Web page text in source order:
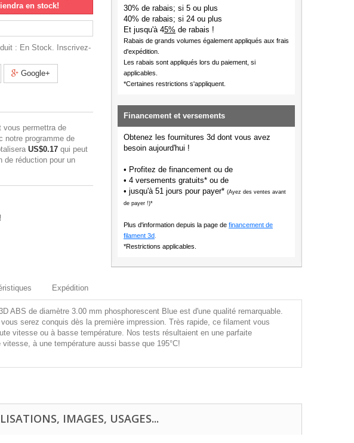
en stock!
: En Stock. Inscrivez-
Google+
vous permettra de
notre programme de
US$0.17 qui peut
de réduction pour un
30% de rabais; si 5 ou plus
40% de rabais; si 24 ou plus
Et jusqu'à 45% de rabais !
Rabais de grands volumes également appliqués aux frais
d'expédition.
Les rabais sont appliqués lors du paiement, si
applicables.
*Certaines restrictions s'appliquent.
Financement et versements
Obtenez les fournitures 3d dont vous avez
besoin aujourd'hui !
• Profitez de financement ou de
• 4 versements gratuits* ou de
• jusqu'à 51 jours pour payer* (Ayez des ventes avant
de payer !)*
Plus d'information depuis la page de financement de
filament 3d.
*Restrictions applicables.
Expédition
ABS de diamètre 3.00 mm phosphorescent Blue est d'une qualité remarquable.
serez conquis dès la première impression. Très rapide, ce filament vous
vitesse ou à basse température. Nos tests résultaient en une parfaite
à une température aussi basse que 195°C!
IMAGES, USAGES...